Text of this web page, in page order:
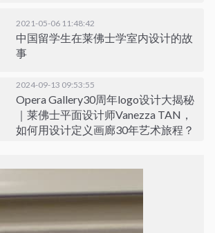
2021-05-06 11:48:42
中国留学生在莱佛士学室内设计的故
事
2024-09-13 09:53:55
Opera Gallery30周年logo设计大揭秘
｜莱佛士平面设计师Vanezza TAN，
如何用设计定义画廊30年艺术旅程？